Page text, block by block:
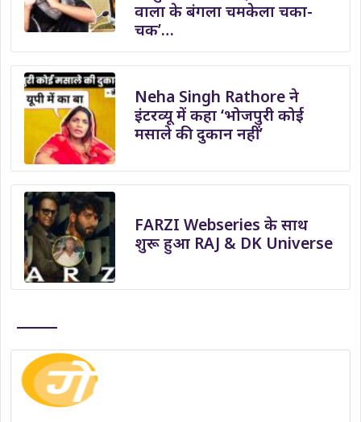
वाला के बंगला चमकेला चका-
चक’…
Neha Singh Rathore ने
इंटरव्यू में कहा ‘भोजपुरी कोई
मसाले की दुकान नहीं’
FARZI Webseries के साथ
शुरू हुआ RAJ & DK Universe